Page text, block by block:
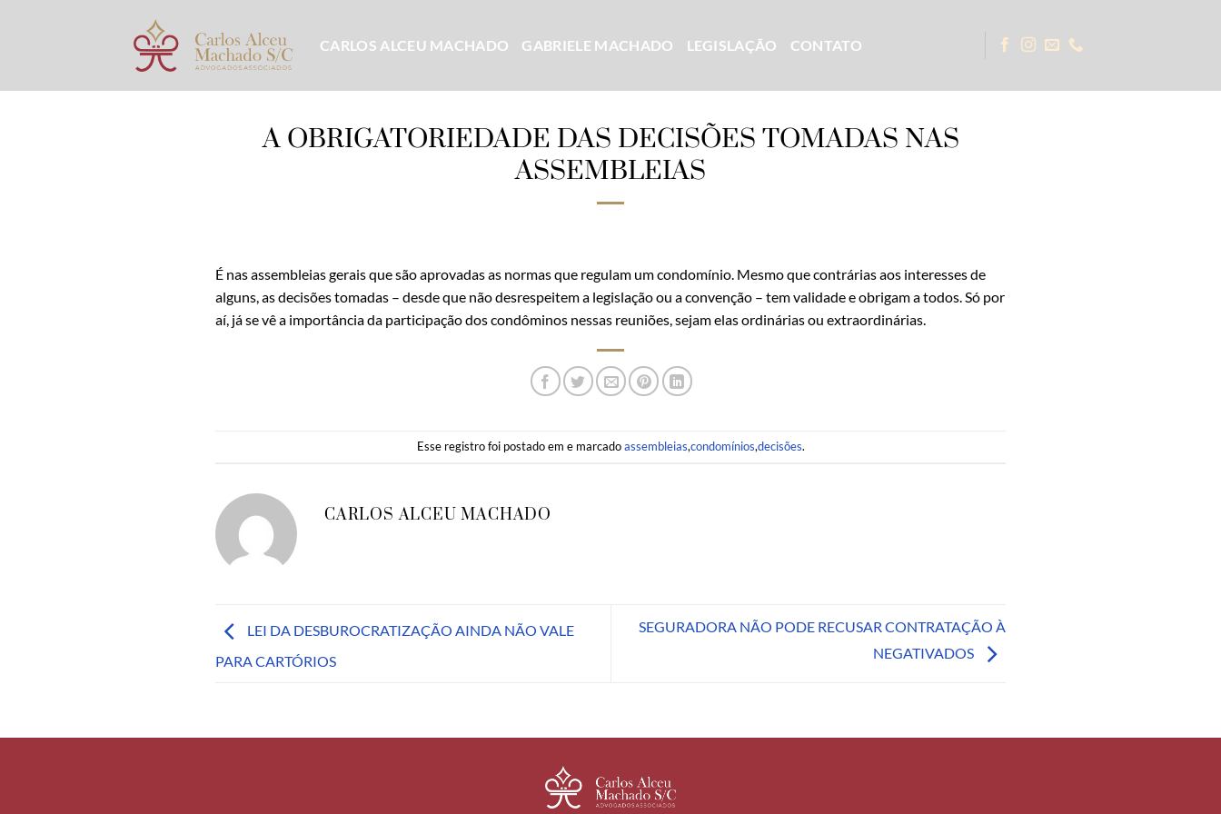
CARLOS ALCEU MACHADO GABRIELE MACHADO LEGISLAÇÃO CONTATO
A OBRIGATORIEDADE DAS DECISÕES TOMADAS NAS
ASSEMBLEIAS
É nas assembleias gerais que são aprovadas as normas que regulam um condomínio. Mesmo que contrárias aos interesses de
alguns, as decisões tomadas – desde que não desrespeitem a legislação ou a convenção – tem validade e obrigam a todos. Só por
aí, já se vê a importância da participação dos condôminos nessas reuniões, sejam elas ordinárias ou extraordinárias.
Esse registro foi postado em e marcadoassembleias,condomínios,decisões.
CARLOS ALCEU MACHADO
LEI DA DESBUROCRATIZAÇÃO AINDA NÃO VALE
PARA CARTÓRIOS
SEGURADORA NÃO PODE RECUSAR CONTRATAÇÃO À
NEGATIVADOS